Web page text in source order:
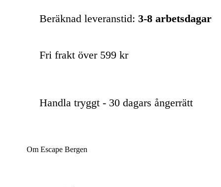
Beräknad leveranstid: 3-8 arbetsdagar
Fri frakt över 599 kr
Handla tryggt - 30 dagars ångerrätt
Om Escape Bergen